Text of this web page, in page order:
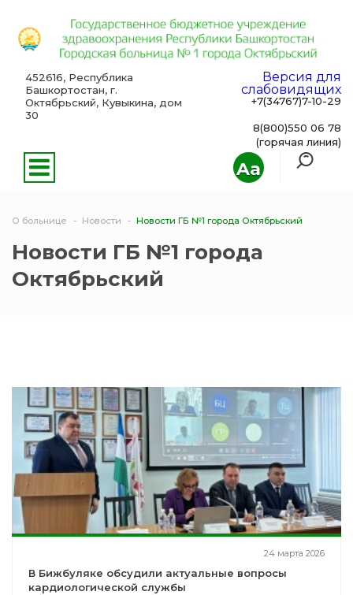
Aa
452616, Республика
Башкортостан, г.
Октябрьский, Кувыкина, дом
30
Версия для
слабовидящих
+7(34767)7-10-29
8(800)550 06 78
(горячая линия)
О больнице Новости Новости ГБ №1 города Октябрьский
Новости ГБ №1 города
Октябрьский
24 марта 2026
В Бижбуляке обсудили актуальные вопросы
кардиологической службы